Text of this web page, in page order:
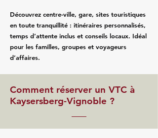
Découvrez centre-ville, gare, sites touristiques
en toute tranquillité : itinéraires personnalisés,
temps d’attente inclus et conseils locaux. Idéal
pour les familles, groupes et voyageurs
d’affaires.
Comment réserver un VTC à
Kaysersberg-Vignoble ?